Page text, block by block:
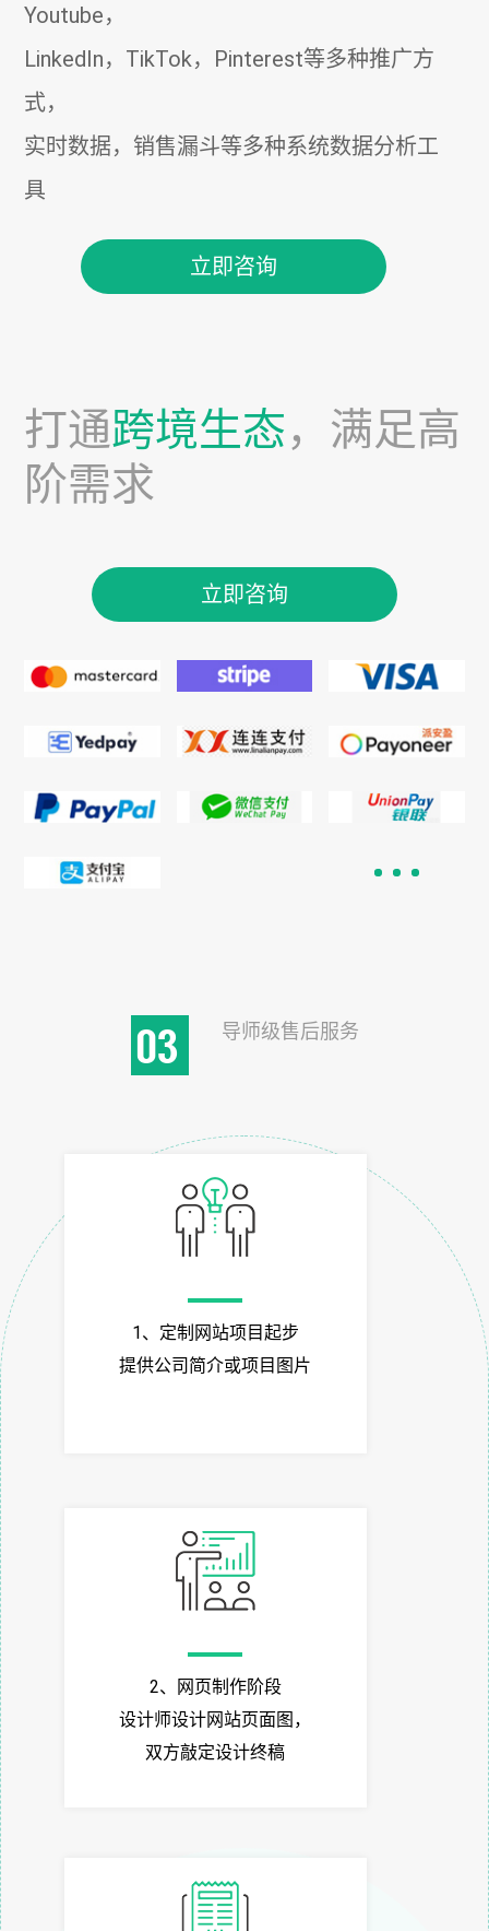
Youtube，
LinkedIn，TikTok，Pinterest等多种推广方
式，
实时数据，销售漏斗等多种系统数据分析工
具
立即咨询
打通跨境生态，满足高
阶需求
立即咨询
03 导师级售后服务
1、定制网站项目起步
提供公司简介或项目图片
2、网页制作阶段
设计师设计网站页面图，
双方敲定设计终稿